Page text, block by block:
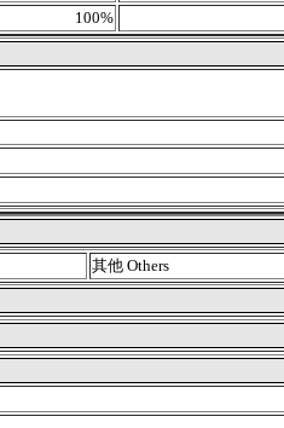
100%
其他 Others